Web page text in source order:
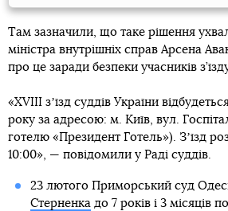
Там зазначили, що таке рішення
міністра внутрішніх справ Арсена
про це заради безпеки учасників
«XVIII зʼїзд суддів України
року за адресою: м. Київ, вул.
готелю «Президент Готель»). Зʼїзд
10:00», — повідомили у Раді суддів.
23 лютого Приморський суд
Стерненкадо 7 років і 3 місяців